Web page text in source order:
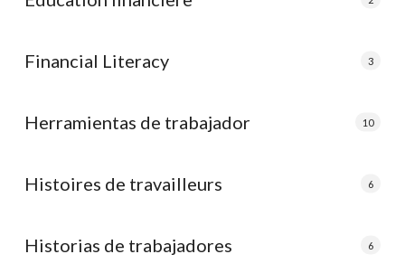
Financial Literacy 3
Herramientas de trabajador 10
Histoires de travailleurs 6
Historias de trabajadores 6